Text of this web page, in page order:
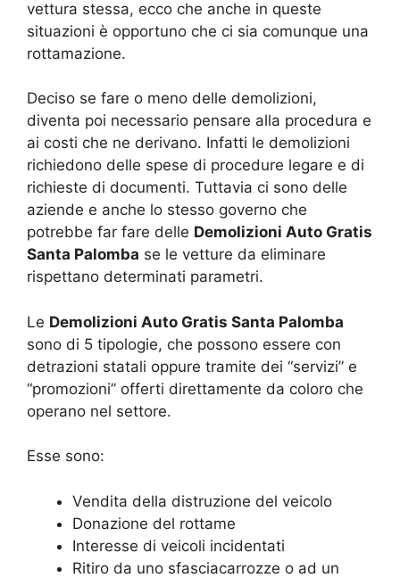
vettura stessa, ecco che anche in queste
situazioni è opportuno che ci sia comunque una
rottamazione.
Deciso se fare o meno delle demolizioni,
diventa poi necessario pensare alla procedura e
ai costi che ne derivano. Infatti le demolizioni
richiedono delle spese di procedure legare e di
richieste di documenti. Tuttavia ci sono delle
aziende e anche lo stesso governo che
potrebbe far fare delle Demolizioni Auto Gratis
Santa Palomba se le vetture da eliminare
rispettano determinati parametri.
Le Demolizioni Auto Gratis Santa Palomba
sono di 5 tipologie, che possono essere con
detrazioni statali oppure tramite dei “servizi” e
“promozioni” offerti direttamente da coloro che
operano nel settore.
Esse sono:
Vendita della distruzione del veicolo
Donazione del rottame
Interesse di veicoli incidentati
Ritiro da uno sfasciacarrozze o ad un